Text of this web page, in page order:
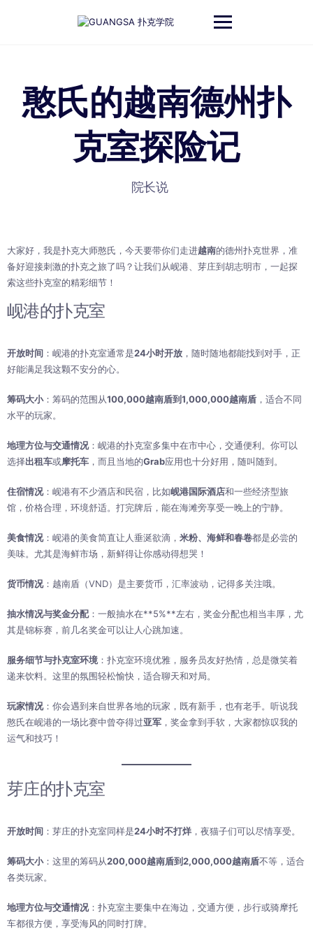
憨氏的越南德州扑
克室探险记
院长说
大家好，我是扑克大师憨氏，今天要带你们走进越南的德州扑克世界，准
备好迎接刺激的扑克之旅了吗？让我们从岘港、芽庄到胡志明市，一起探
索这些扑克室的精彩细节！
岘港的扑克室
开放时间 ：岘港的扑克室通常是24小时开放 ，随时随地都能找到对手，正
好能满足我这颗不安分的心。
筹码大小：筹码的范围从100,000越南盾到1,000,000越南盾 ，适合不同
水平的玩家。
地理方位与交通情况：岘港的扑克室多集中在市中心，交通便利。你可以
选择出租车或摩托车 ，而且当地的Grab应用也十分好用，随叫随到。
住宿情况：岘港有不少酒店和民宿，比如岘港国际酒店和一些经济型旅
馆，价格合理，环境舒适。打完牌后，能在海滩旁享受一晚上的宁静。
美食情况：岘港的美食简直让人垂涎欲滴， 米粉、海鲜和春卷都是必尝的
美味。尤其是海鲜市场，新鲜得让你感动得想哭！
货币情况：越南盾（VND）是主要货币，汇率波动，记得多关注哦。
抽水情况与奖金分配：一般抽水在**5%**左右，奖金分配也相当丰厚，尤
其是锦标赛，前几名奖金可以让人心跳加速。
服务细节与扑克室环境 ：扑克室环境优雅，服务员友好热情，总是微笑着
递来饮料。这里的氛围轻松愉快，适合聊天和对局。
玩家情况：你会遇到来自世界各地的玩家，既有新手，也有老手。听说我
憨氏在岘港的一场比赛中曾夺得过亚军 ，奖金拿到手软，大家都惊叹我的
运气和技巧！
芽庄的扑克室
开放时间 ：芽庄的扑克室同样是24小时不打烊，夜猫子们可以尽情享受。
筹码大小：这里的筹码从200,000越南盾到2,000,000越南盾不等，适合
各类玩家。
地理方位与交通情况：扑克室主要集中在海边，交通方便，步行或骑摩托
车都很方便，享受海风的同时打牌。